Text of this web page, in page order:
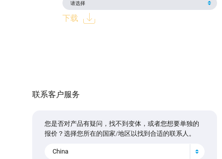
下载
联系客户服务
您是否对产品有疑问，找不到变体，或者您想要单独的
报价？选择您所在的国家/地区以找到合适的联系人。
China